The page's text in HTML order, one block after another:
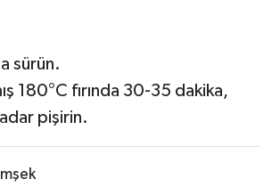
sürün.
180°C fırında 30-35 dakika,
pişirin.